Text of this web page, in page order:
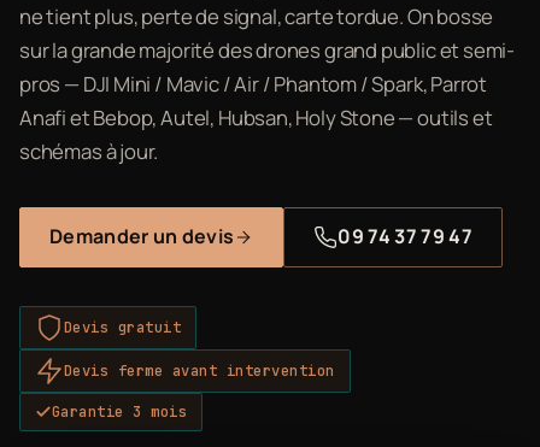
ne tient plus, perte de signal, carte tordue. On bosse
sur la grande majorité des drones grand public et semi-
pros — DJI Mini / Mavic / Air / Phantom / Spark, Parrot
Anafi et Bebop, Autel, Hubsan, Holy Stone — outils et
schémas à jour.
Demander un devis 09 74 37 79 47
Devis gratuit
Devis ferme avant intervention
Garantie 3 mois